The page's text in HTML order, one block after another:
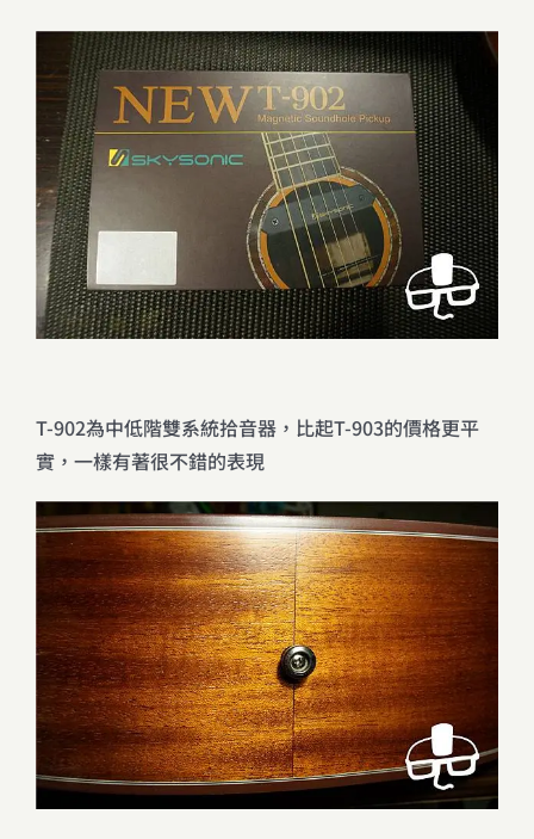
T-902為中低階雙系統拾音器，比起T-903的價格更平
實，一樣有著很不錯的表現